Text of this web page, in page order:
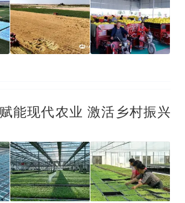
能现代农业 激活乡村振兴